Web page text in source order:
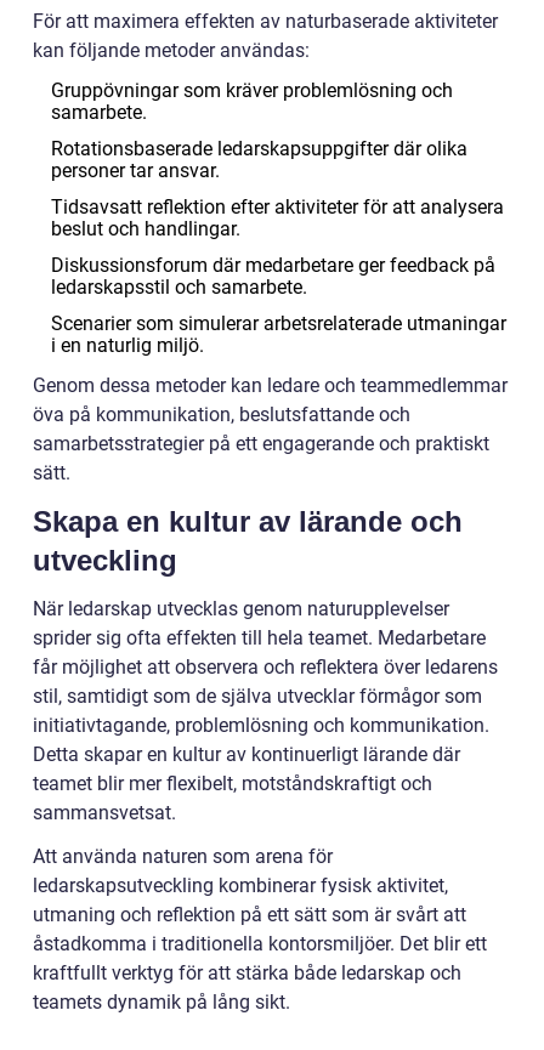
För att maximera effekten av naturbaserade aktiviteter
kan följande metoder användas:
Gruppövningar som kräver problemlösning och
samarbete.
Rotationsbaserade ledarskapsuppgifter där olika
personer tar ansvar.
Tidsavsatt reflektion efter aktiviteter för att analysera
beslut och handlingar.
Diskussionsforum där medarbetare ger feedback på
ledarskapsstil och samarbete.
Scenarier som simulerar arbetsrelaterade utmaningar
i en naturlig miljö.
Genom dessa metoder kan ledare och teammedlemmar
öva på kommunikation, beslutsfattande och
samarbetsstrategier på ett engagerande och praktiskt
sätt.
Skapa en kultur av lärande och
utveckling
När ledarskap utvecklas genom naturupplevelser
sprider sig ofta effekten till hela teamet. Medarbetare
får möjlighet att observera och reflektera över ledarens
stil, samtidigt som de själva utvecklar förmågor som
initiativtagande, problemlösning och kommunikation.
Detta skapar en kultur av kontinuerligt lärande där
teamet blir mer flexibelt, motståndskraftigt och
sammansvetsat.
Att använda naturen som arena för
ledarskapsutveckling kombinerar fysisk aktivitet,
utmaning och reflektion på ett sätt som är svårt att
åstadkomma i traditionella kontorsmiljöer. Det blir ett
kraftfullt verktyg för att stärka både ledarskap och
teamets dynamik på lång sikt.